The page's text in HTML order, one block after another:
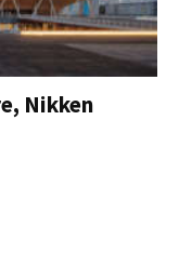
Nikken